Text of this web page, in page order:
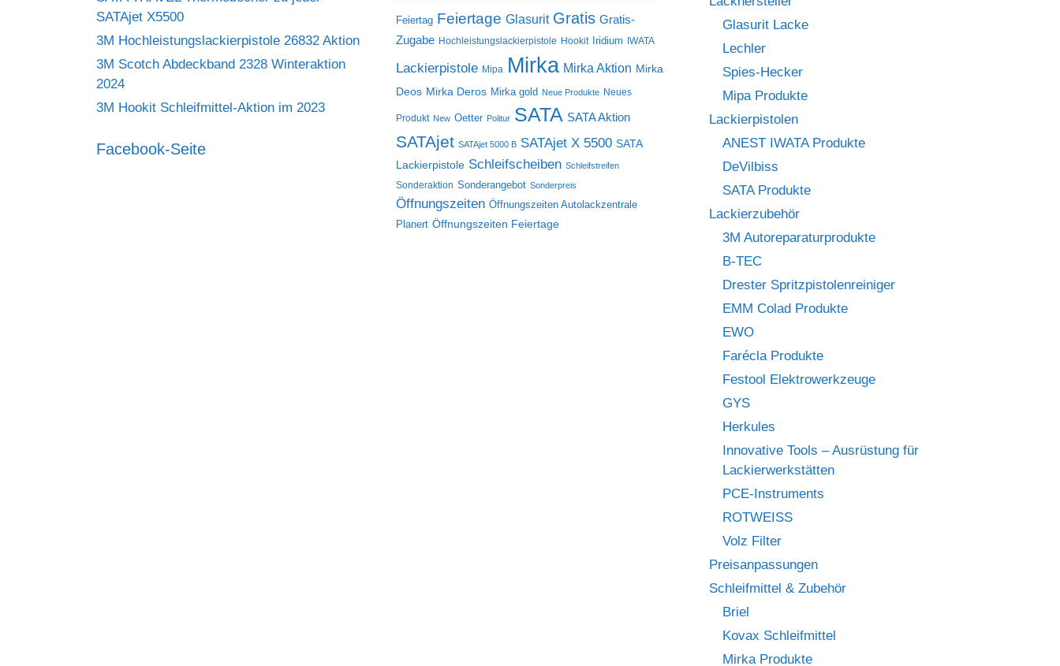
SATAjet X5500
3M Hochleistungslackierpistole 26832 Aktion
3M Scotch Abdeckband 2328 Winteraktion
2024
3M Hookit Schleifmittel-Aktion im 2023
Facebook-Seite
Feiertag Feiertage Glasurit Gratis Gratis-
Zugabe Hochleistungslackierpistole Hookit Iridium IWATA
Lackierpistole Mipa Mirka Mirka Aktion Mirka
Deos Mirka Deros Mirka gold Neue Produkte Neues
Produkt New Oetter Politur SATA SATA Aktion
SATAjet SATAjet 5000 B SATAjet X 5500 SATA
Lackierpistole Schleifscheiben Schleifstreifen
Sonderaktion Sonderangebot Sonderpreis
Öffnungszeiten Öffnungszeiten Autolackzentrale
Planert Öffnungszeiten Feiertage
Glasurit Lacke
Lechler
Spies-Hecker
Mipa Produkte
Lackierpistolen
ANEST IWATA Produkte
DeVilbiss
SATA Produkte
Lackierzubehör
3M Autoreparaturprodukte
B-TEC
Drester Spritzpistolenreiniger
EMM Colad Produkte
EWO
Farécla Produkte
Festool Elektrowerkzeuge
GYS
Herkules
Innovative Tools – Ausrüstung für
Lackierwerkstätten
PCE-Instruments
ROTWEISS
Volz Filter
Preisanpassungen
Schleifmittel & Zubehör
Briel
Kovax Schleifmittel
Mirka Produkte